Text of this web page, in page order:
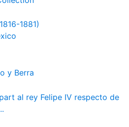
1881)
y Berra
al rey Felipe IV respecto de